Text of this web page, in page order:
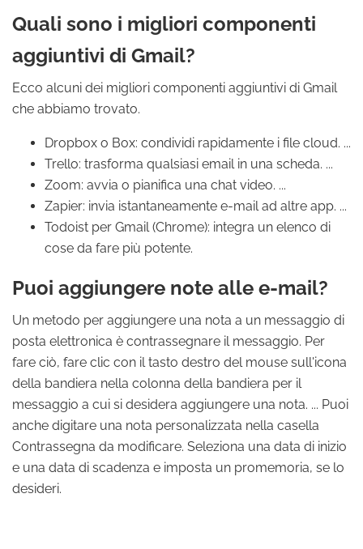
Quali sono i migliori componenti
aggiuntivi di Gmail?
Ecco alcuni dei migliori componenti aggiuntivi di Gmail
che abbiamo trovato.
Dropbox o Box: condividi rapidamente i file cloud. ...
Trello: trasforma qualsiasi email in una scheda. ...
Zoom: avvia o pianifica una chat video. ...
Zapier: invia istantaneamente e-mail ad altre app. ...
Todoist per Gmail (Chrome): integra un elenco di
cose da fare più potente.
Puoi aggiungere note alle e-mail?
Un metodo per aggiungere una nota a un messaggio di
posta elettronica è contrassegnare il messaggio. Per
fare ciò, fare clic con il tasto destro del mouse sull'icona
della bandiera nella colonna della bandiera per il
messaggio a cui si desidera aggiungere una nota. ... Puoi
anche digitare una nota personalizzata nella casella
Contrassegna da modificare. Seleziona una data di inizio
e una data di scadenza e imposta un promemoria, se lo
desideri.